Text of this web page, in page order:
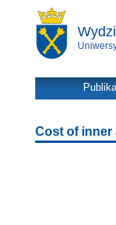
Cost of inner